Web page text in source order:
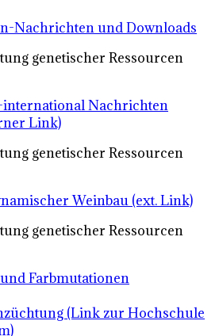
Nachrichten und Downloads
genetischer Ressourcen
Nachrichten
Link)
genetischer Ressourcen
Weinbau (ext. Link)
genetischer Ressourcen
Farbmutationen
(Link zur Hochschule